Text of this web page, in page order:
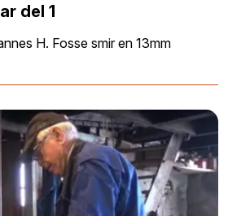
del 1
H. Fosse smir en 13mm